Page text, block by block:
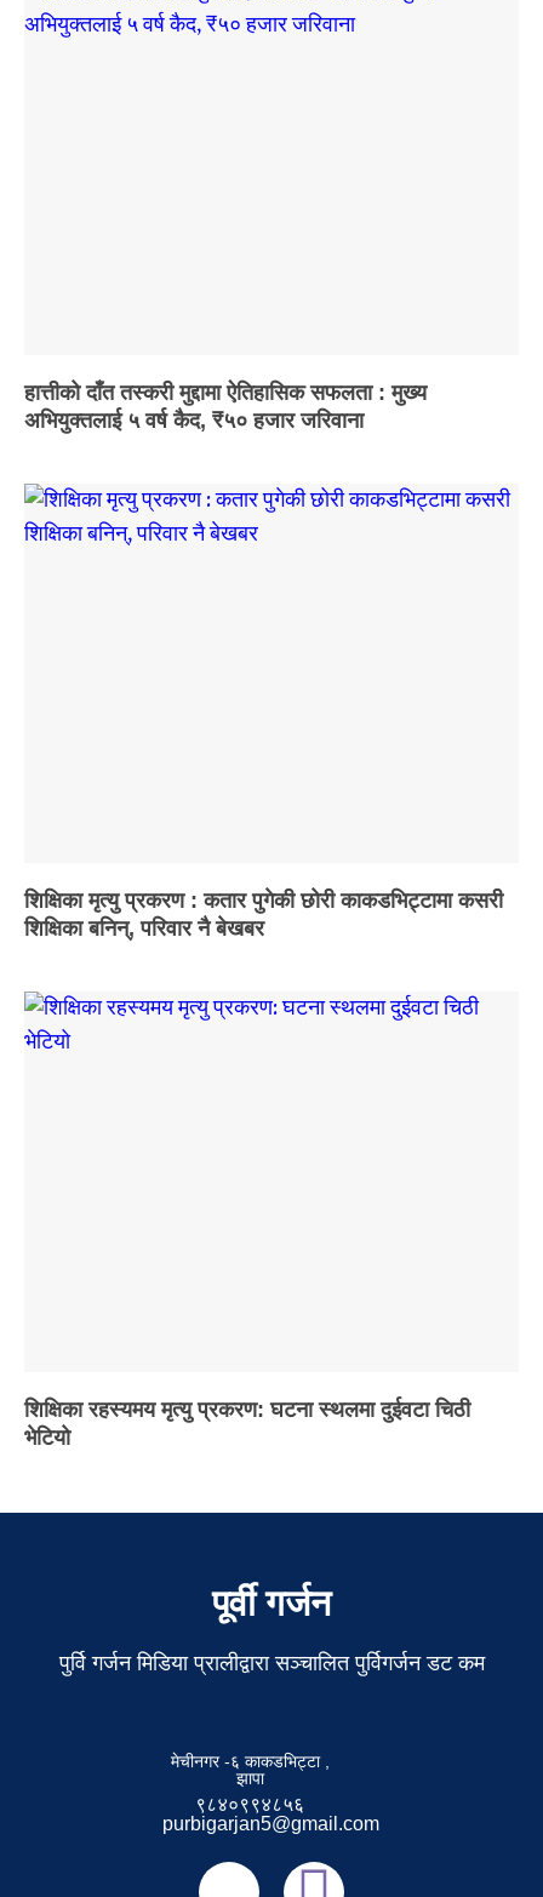
हात्तीको दाँत तस्करी मुद्दामा ऐतिहासिक सफलता : मुख्य
अभियुक्तलाई ५ वर्ष कैद, ₹५० हजार जरिवाना
शिक्षिका मृत्यु प्रकरण : कतार पुगेकी छोरी काकडभिट्टामा कसरी
शिक्षिका बनिन्, परिवार नै बेखबर
शिक्षिका रहस्यमय मृत्यु प्रकरण: घटना स्थलमा दुईवटा चिठी
भेटियो
पूर्वी गर्जन
पुर्वि गर्जन मिडिया प्रालीद्वारा सञ्चालित पुर्विगर्जन डट कम
मेचीनगर -६ काकडभिट्टा ,
झापा
९८४०९९४८५६
purbigarjan5@gmail.com